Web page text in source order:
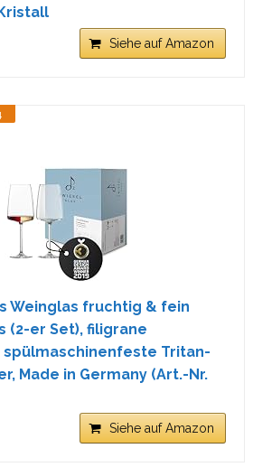
Siehe auf Amazon
Weinglas fruchtig & fein
(2-er Set), filigrane
spülmaschinenfeste Tritan-
Made in Germany (Art.-Nr.
Siehe auf Amazon